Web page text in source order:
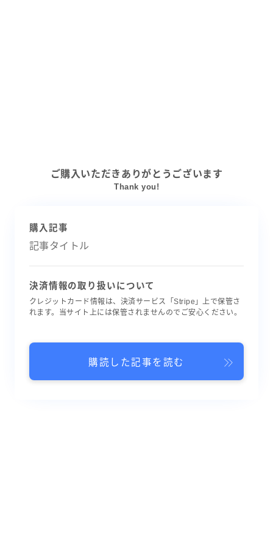
ご購入いただきありがとうございます
Thank you!
購入記事
記事タイトル
決済情報の取り扱いについて
クレジットカード情報は、決済サービス「Stripe」上で保管さ
れます。当サイト上には保管されませんのでご安心ください。
購読した記事を読む